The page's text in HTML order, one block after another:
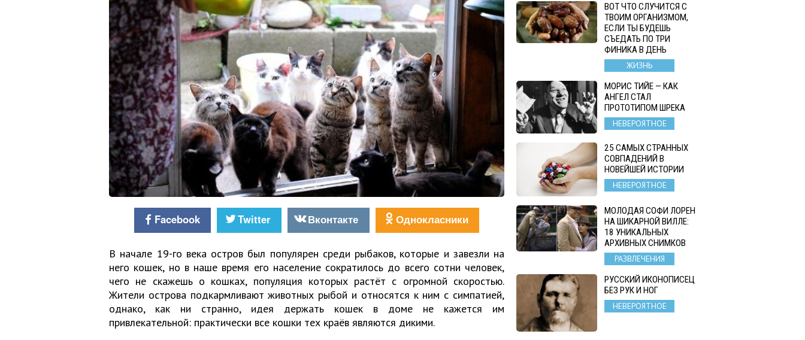
Facebook Twitter Вконтакте Однокласники
В начале 19-го века остров был популярен среди рыбаков, которые и завезли на
него кошек, но в наше время его население сократилось до всего сотни человек,
чего не скажешь о кошках, популяция которых растёт с огромной скоростью.
Жители острова подкармливают животных рыбой и относятся к ним с симпатией,
однако, как ни странно, идея держать кошек в доме не кажется им
привлекательной: практически все кошки тех краёв являются дикими.
ВОТ ЧТО СЛУЧИТСЯ С
ТВОИМ ОРГАНИЗМОМ,
ЕСЛИ ТЫ БУДЕШЬ
СЪЕДАТЬ ПО ТРИ
ФИНИКА В ДЕНЬ
ЖИЗНЬ
МОРИС ТИЙЕ — КАК
АНГЕЛ СТАЛ
ПРОТОТИПОМ ШРЕКА
НЕВЕРОЯТНОЕ
25 САМЫХ СТРАННЫХ
СОВПАДЕНИЙ В
НОВЕЙШЕЙ ИСТОРИИ
НЕВЕРОЯТНОЕ
МОЛОДАЯ СОФИ ЛОРЕН
НА ШИКАРНОЙ ВИЛЛЕ:
18 УНИКАЛЬНЫХ
АРХИВНЫХ СНИМКОВ
РАЗВЛЕЧЕНИЯ
РУССКИЙ ИКОНОПИСЕЦ
БЕЗ РУК И НОГ
НЕВЕРОЯТНОЕ